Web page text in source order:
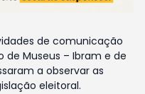
de comunicação
de Museus – Ibram e de
a observar as
eleitoral.